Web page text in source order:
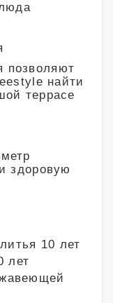
позволяют
найти
террасе
здоровую
10 лет
лет